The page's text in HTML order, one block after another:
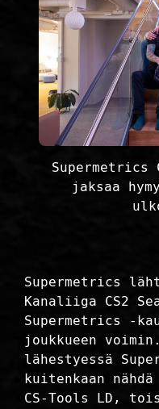
Supermetrics
jaksaa
Supermetrics
Kanaliiga CS2
Supermetrics -
joukkueen
lähestyessä
kuitenkaan
CS-Tools LD,